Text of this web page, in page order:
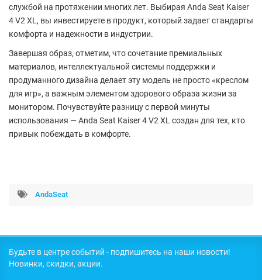
службой на протяжении многих лет. Выбирая Anda Seat Kaiser
4 V2 XL, вы инвестируете в продукт, который задает стандарты
комфорта и надежности в индустрии.
Завершая образ, отметим, что сочетание премиальных
материалов, интеллектуальной системы поддержки и
продуманного дизайна делает эту модель не просто «креслом
для игр», а важным элементом здорового образа жизни за
монитором. Почувствуйте разницу с первой минуты
использования — Anda Seat Kaiser 4 V2 XL создан для тех, кто
привык побеждать в комфорте.
AndaSeat
Будьте в центре событий - подпишитесь на наши новости!
Новинки, скидки, акции.